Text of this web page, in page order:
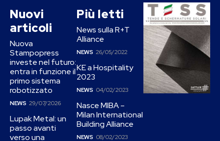
Nuovi
articoli
Nuova
Stampopress
investe nel futuro:
entra in funzione il
primo sistema
robotizzato
NEWS 29/07/2026
Lupak Metal: un
passo avanti
verso una
Più letti
News sulla R+T
Alliance
NEWS 26/05/2022
KE a Hospitality
2023
NEWS 04/02/2023
Nasce MIBA –
Milan International
Building Alliance
NEWS 08/02/2023